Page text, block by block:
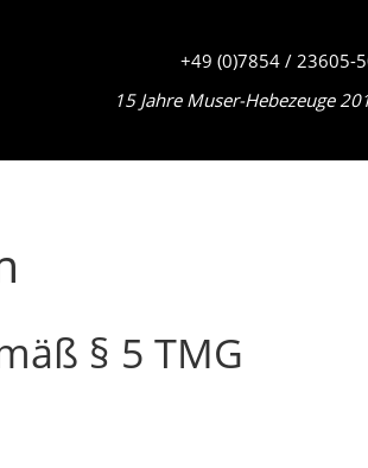
+49 (0)7854 / 23605-
15 Jahre Muser-Hebezeuge
§ 5 TMG